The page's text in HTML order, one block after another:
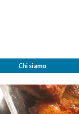
Chi siamo